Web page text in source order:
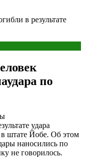
в результате
по
удара
штате Йобе. Об этом
наносились по
не говорилось.